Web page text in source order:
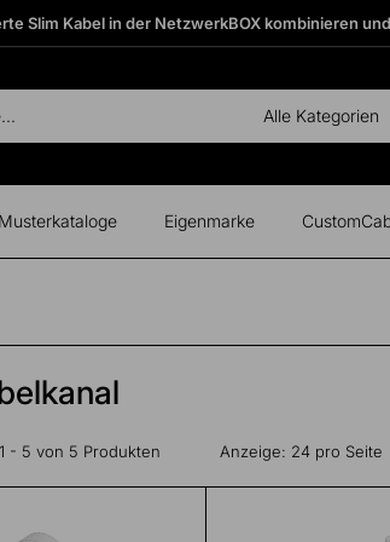
Slim Kabel in der NetzwerkBOX kombinieren
Alle Kategorien
Musterkataloge Eigenmarke
- 5 von 5 Produkten Anzeige: 24 pro Seite